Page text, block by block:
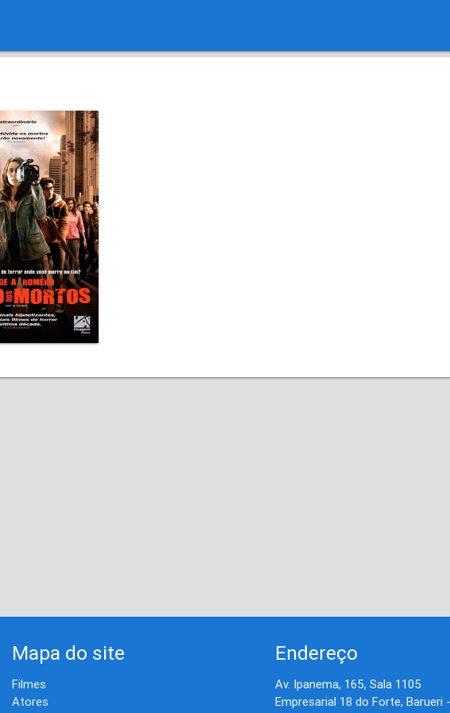
Mapa do site
Filmes
Atores
Endereço
Av. Ipanema, 165, Sala 1105
Empresarial 18 do Forte, Barueri